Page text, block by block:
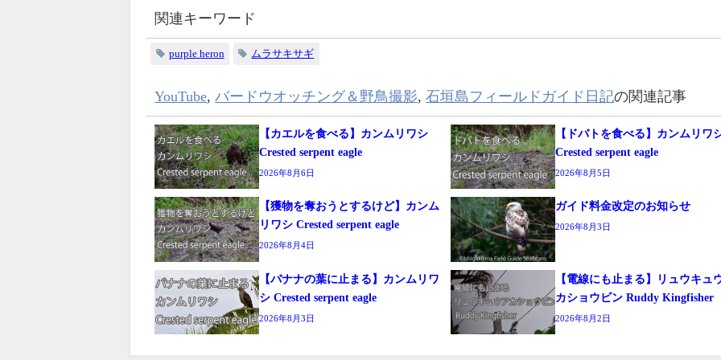
関連キーワード
purple heron ムラサキサギ
YouTube,バードウオッチング＆野鳥撮影,石垣島フィールドガイド日記の関連記事
【カエルを食べる】カンムリワシ
Crested serpent eagle
2026年8月6日
【ドバトを食べる】カンムリワ
Crested serpent eagle
2026年8月5日
【獲物を奪おうとするけど】カンム
リワシ Crested serpent eagle
2026年8月4日
ガイド料金改定のお知らせ
2026年8月3日
【バナナの葉に止まる】カンムリワ
シ Crested serpent eagle
2026年8月3日
【電線にも止まる】リュウキュ
カショウビン Ruddy Kingfisher
2026年8月2日